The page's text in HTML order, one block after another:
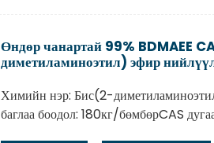
Өндөр чанартай 99% BDMAEE
диметиламиноэтил) эфир
Химийн нэр: Бис(2-
баглаа боодол: 180кг/бөмбөрCAS